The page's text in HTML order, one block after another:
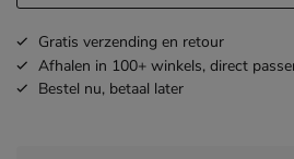
Gratis verzending en retour
Afhalen in 100+ winkels, direct
Bestel nu, betaal later